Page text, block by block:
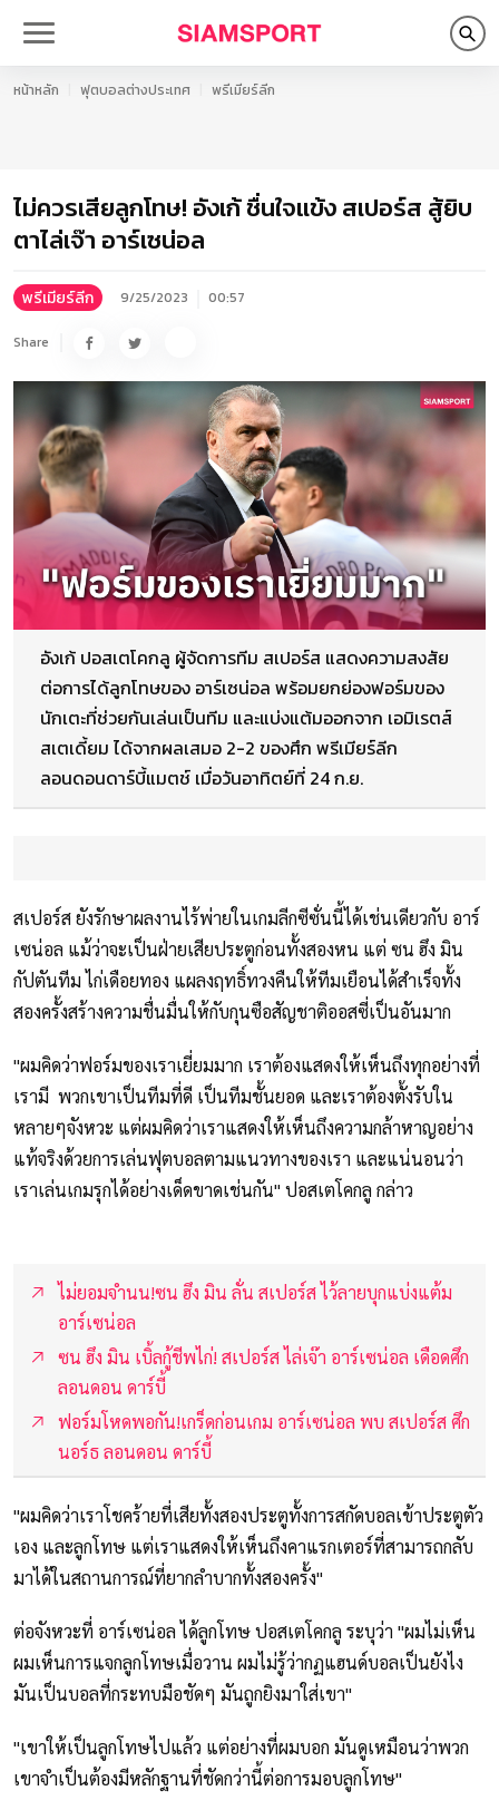
หน้าหลัก ฟุตบอลต่างประเทศ พรีเมียร์ลีก
ไม่ควรเสียลูกโทษ! อังเก้ ชื่นใจแข้ง สเปอร์ส สู้ยิบ
ตาไล่เจ๊า อาร์เซน่อล
พรีเมียร์ลีก 9/25/2023 00:57
Share
อังเก้ ปอสเตโคกลู ผู้จัดการทีม สเปอร์ส แสดงความสงสัย
ต่อการได้ลูกโทษของ อาร์เซน่อล พร้อมยกย่องฟอร์มของ
นักเตะที่ช่วยกันเล่นเป็นทีม และแบ่งแต้มออกจาก เอมิเรตส์
สเตเดี้ยม ได้จากผลเสมอ 2-2 ของศึก พรีเมียร์ลีก
ลอนดอนดาร์บี้แมตช์ เมื่อวันอาทิตย์ที่ 24 ก.ย.
สเปอร์ส ยังรักษาผลงานไร้พ่ายในเกมลีกซีซั่นนี้ได้เช่นเดียวกับ อาร์
เซน่อล แม้ว่าจะเป็นฝ่ายเสียประตูก่อนทั้งสองหน แต่ ซน ฮึง มิน
กัปตันทีม ไก่เดือยทอง แผลงฤทธิ์ทวงคืนให้ทีมเยือนได้สำเร็จทั้ง
สองครั้งสร้างความชื่นมื่นให้กับกุนซือสัญชาติออสซี่เป็นอันมาก
"ผมคิดว่าฟอร์มของเราเยี่ยมมาก เราต้องแสดงให้เห็นถึงทุกอย่างที่
เรามี พวกเขาเป็นทีมที่ดี เป็นทีมชั้นยอด และเราต้องตั้งรับใน
หลายๆจังหวะ แต่ผมคิดว่าเราแสดงให้เห็นถึงความกล้าหาญอย่าง
แท้จริงด้วยการเล่นฟุตบอลตามแนวทางของเรา และแน่นอนว่า
เราเล่นเกมรุกได้อย่างเด็ดขาดเช่นกัน" ปอสเตโคกลู กล่าว
ไม่ยอมจำนน!ซน ฮึง มิน ลั่น สเปอร์ส ไว้ลายบุกแบ่งแต้ม
อาร์เซน่อล
ซน ฮึง มิน เบิ้ลกู้ชีพไก่! สเปอร์ส ไล่เจ๊า อาร์เซน่อล เดือดศึก
ลอนดอน ดาร์บี้
ฟอร์มโหดพอกัน!เกร็ดก่อนเกม อาร์เซน่อล พบ สเปอร์ส ศึก
นอร์ธ ลอนดอน ดาร์บี้
"ผมคิดว่าเราโชคร้ายที่เสียทั้งสองประตูทั้งการสกัดบอลเข้าประตูตัว
เอง และลูกโทษ แต่เราแสดงให้เห็นถึงคาแรกเตอร์ที่สามารถกลับ
มาได้ในสถานการณ์ที่ยากลำบากทั้งสองครั้ง"
ต่อจังหวะที่ อาร์เซน่อล ได้ลูกโทษ ปอสเตโคกลู ระบุว่า "ผมไม่เห็น
ผมเห็นการแจกลูกโทษเมื่อวาน ผมไม่รู้ว่ากฏแฮนด์บอลเป็นยังไง
มันเป็นบอลที่กระทบมือชัดๆ มันถูกยิงมาใส่เขา"
"เขาให้เป็นลูกโทษไปแล้ว แต่อย่างที่ผมบอก มันดูเหมือนว่าพวก
เขาจำเป็นต้องมีหลักฐานที่ชัดกว่านี้ต่อการมอบลูกโทษ"